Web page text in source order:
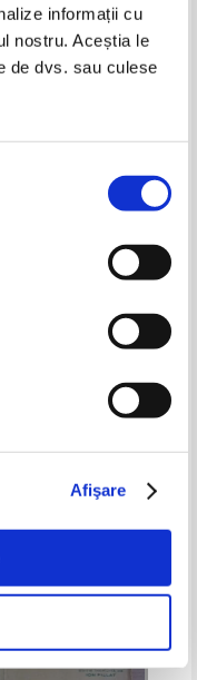
informații cu
nostru. Aceștia le
de dvs. sau culese
Afişare
Clitus - Strabatand
Italia (1939)
Vlahuta - Din goana vietii
în coș